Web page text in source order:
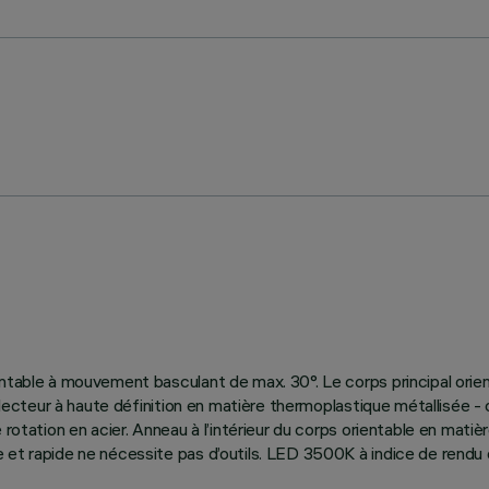
à mouvement basculant de max. 30°. Le corps principal
à haute définition en matière thermoplastique
en acier. Anneau à l’intérieur du corps orientable en
rapide ne nécessite pas d’outils. LED 3500K à indice de